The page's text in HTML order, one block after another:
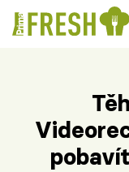
Česká kuchyně